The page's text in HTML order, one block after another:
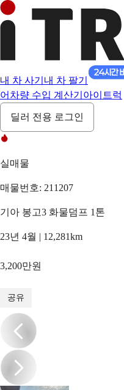
내 차 사기 내 차 팔기
어 차량 수입 계산기 아이트럭
딜러 전용 로그인
실매물
매물번호: 211207
기아 봉고3 화물덤프 1톤
23년 4월 | 12,281km
3,200만원
공유
/19